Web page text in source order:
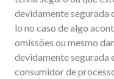
devidamente segurada
lo no caso de algo
omissões ou mesmo
devidamente segurada
consumidor de